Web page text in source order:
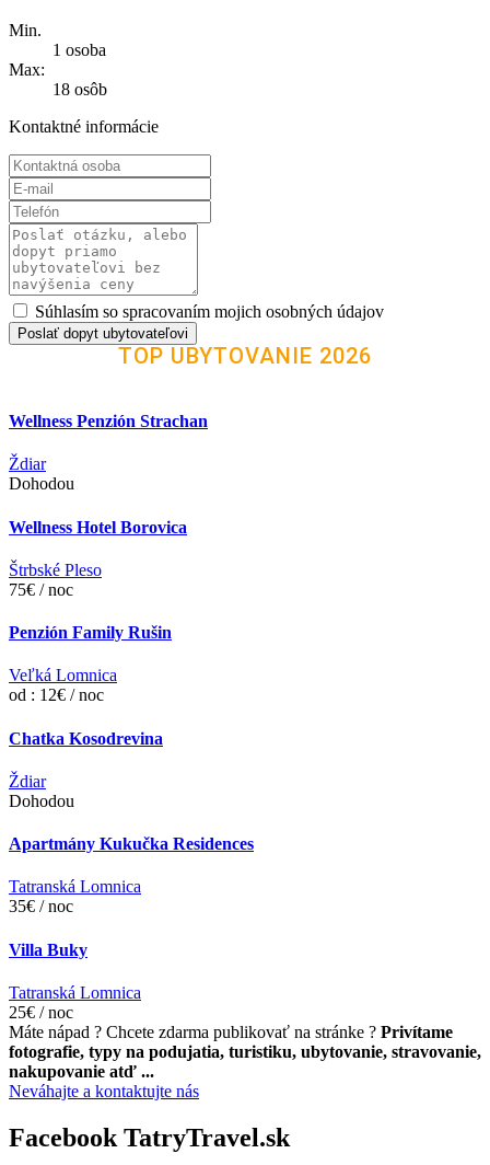
Min.
1 osoba
Max:
18 osôb
Kontaktné informácie
Súhlasím so spracovaním mojich osobných údajov
Poslať dopyt ubytovateľovi
TOP UBYTOVANIE 2026
Wellness Penzión Strachan
Ždiar
Dohodou
Wellness Hotel Borovica
Štrbské Pleso
75€ / noc
Penzión Family Rušin
Veľká Lomnica
od : 12€ / noc
Chatka Kosodrevina
Ždiar
Dohodou
Apartmány Kukučka Residences
Tatranská Lomnica
35€ / noc
Villa Buky
Tatranská Lomnica
25€ / noc
Máte nápad ? Chcete zdarma publikovať na stránke ? Privítame
fotografie, typy na podujatia, turistiku, ubytovanie, stravovanie,
nakupovanie atď ...
Neváhajte a kontaktujte nás
Facebook TatryTravel.sk